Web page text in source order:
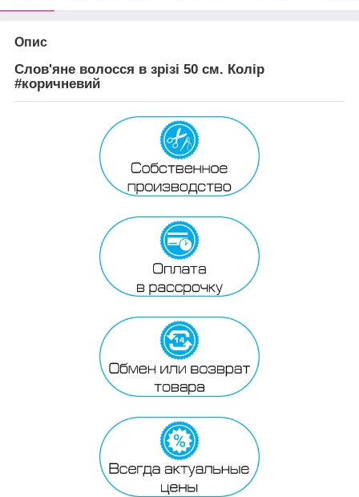
Опис
Слов'яне волосся в зрізі 50 см. Колір
#коричневий